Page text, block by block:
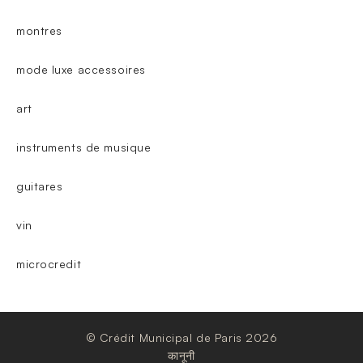
montres
mode luxe accessoires
art
instruments de musique
guitares
vin
microcredit
© Crédit Municipal de Paris 2026
कानूनी